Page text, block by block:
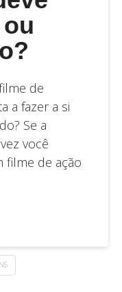
de
a fazer a si
Se a
você
filme de ação